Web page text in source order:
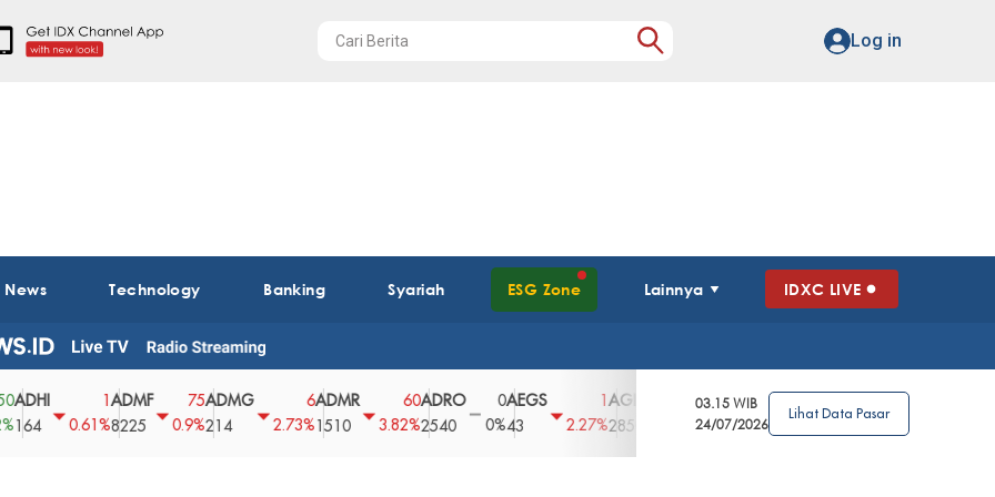
Log in
Technology Banking Syariah ESG Zone Lainnya IDXC LIVE
0.61%
ADMF
8225
75
0.9%
ADMG
214
2.73%
ADMR
1510
3.82%
ADRO
2540
0
0%
AEGS
43
2.27%
AGII
2850
3.39%
AGRO
148
4
2.63%
0%
03.15 WIB
24/07/2026
Lihat Data Pasar